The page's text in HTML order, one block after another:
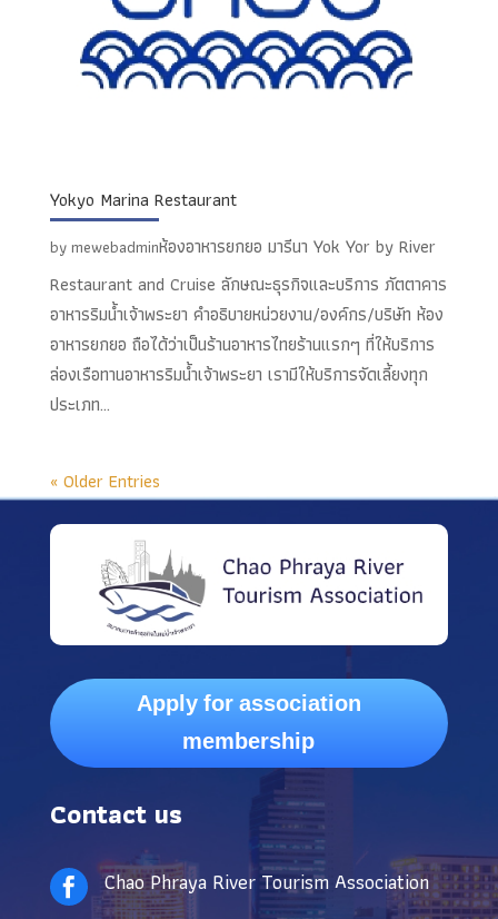
Yokyo Marina Restaurant
bymewebadminห้องอาหารยกยอ มารีนา Yok Yor by River
Restaurant and Cruise ลักษณะธุรกิจและบริการ ภัตตาคาร
อาหารริมน้ำเจ้าพระยา คำอธิบายหน่วยงาน/องค์กร/บริษัท ห้อง
อาหารยกยอ ถือได้ว่าเป็นร้านอาหารไทยร้านแรกๆ ที่ให้บริการ
ล่องเรือทานอาหารริมน้ำเจ้าพระยา เรามีให้บริการจัดเลี้ยงทุก
ประเภท...
« Older Entries
Apply for association
membership
Contact us
 Chao Phraya River Tourism Association